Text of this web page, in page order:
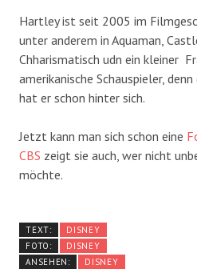
Hartley ist seit 2005 im
unter anderem in Aquaman,
Chharismatisch udn ein kleiner
amerikanische Schauspieler,
hat er schon hinter sich.
Jetzt kann man sich schon eine
CBS zeigt sie auch, wer nicht
möchte.
TEXT:
DISNEY
FOTO:
DISNEY
ANSEHEN:
DISNEY